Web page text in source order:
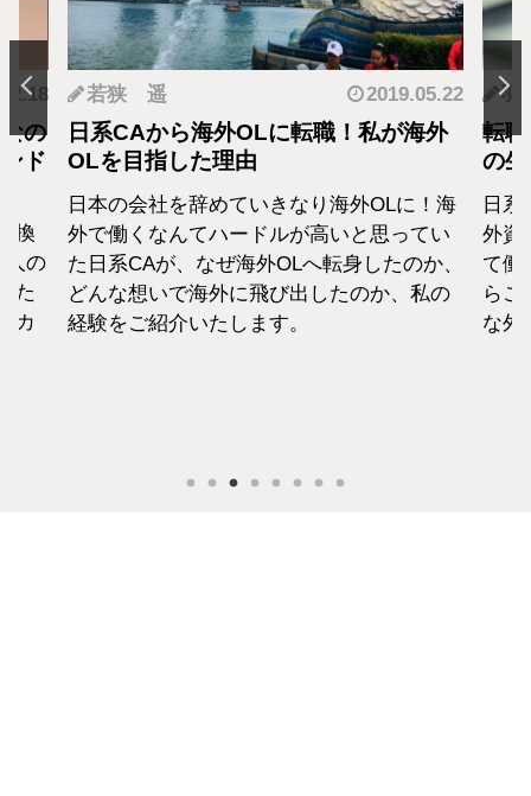
の
ド
換
人の
た
カ
若狭 遥 2019.05.22
日系CAから海外OLに転職！私が海外
OLを目指した理由
日本の会社を辞めていきなり海外OLに！海
外で働くなんてハードルが高いと思ってい
た日系CAが、なぜ海外OLへ転身したのか、
どんな想いで海外に飛び出したのか、私の
経験をご紹介いたします。
羽
転
の
日
外資
て働
らこ
な外